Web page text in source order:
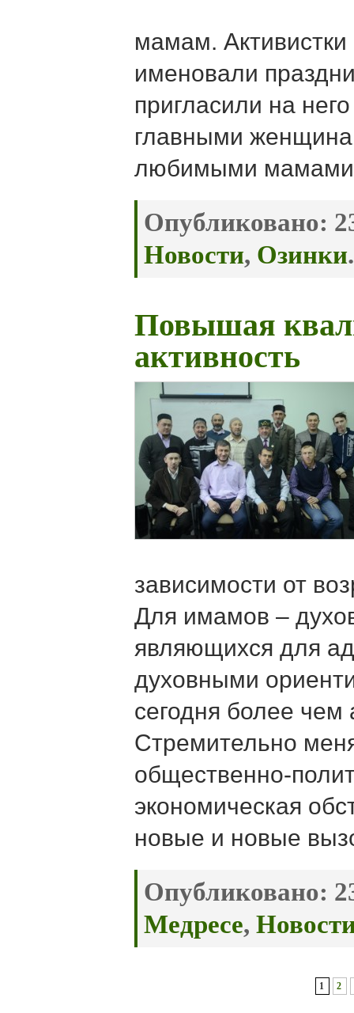
мамам.
именовали
пригласили на
главными
любимыми
Опубликовано:
Новости, Озинки.
Повышая
активность
зависимости от
Для имамов –
являющихся для
духовными
сегодня более чем
Стремительно
общественно-
экономическая
новые и новые
Опубликовано:
Медресе,
1 2